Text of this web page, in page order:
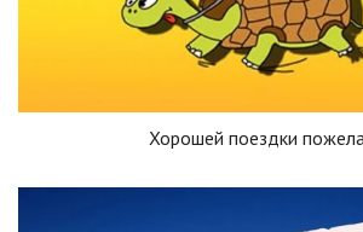
Хорошей поездки